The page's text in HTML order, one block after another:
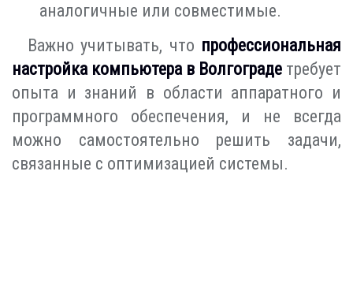
аналогичные или совместимые.
Важно учитывать, что профессиональная
настройка компьютера в Волгограде требует
опыта и знаний в области аппаратного и
программного обеспечения, и не всегда
можно самостоятельно решить задачи,
связанные с оптимизацией системы.